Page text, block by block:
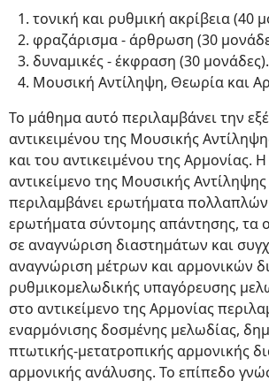
τονική και ρυθμική ακρίβεια (40
φραζάρισμα - άρθρωση (30
δυναμικές - έκφραση (30 μονάδες).
Μουσική Αντίληψη, Θεωρία και
Το μάθημα αυτό περιλαμβάνει την
αντικειμένου της Μουσικής
και του αντικειμένου της Αρμονίας.
αντικείμενο της Μουσικής
περιλαμβάνει ερωτήματα
ερωτήματα σύντομης απάντησης, τα
σε αναγνώριση διαστημάτων και
αναγνώριση μέτρων και αρμονικών
ρυθμικομελωδικής υπαγόρευσης
στο αντικείμενο της Αρμονίας
εναρμόνισης δοσμένης μελωδίας,
πτωτικής-μετατροπικής αρμονικής
αρμονικής ανάλυσης. Το επίπεδο